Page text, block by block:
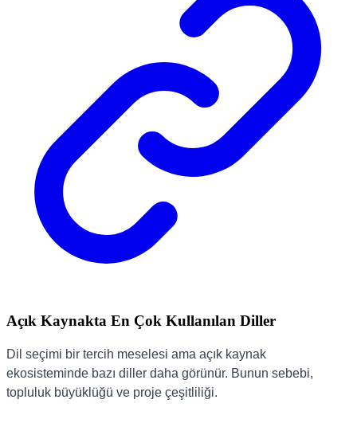
Açık Kaynakta En Çok Kullanılan Diller
Dil seçimi bir tercih meselesi ama açık kaynak
ekosisteminde bazı diller daha görünür. Bunun sebebi,
topluluk büyüklüğü ve proje çeşitliliği.